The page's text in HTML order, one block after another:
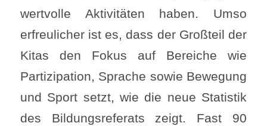
wertvolle Aktivitäten haben. Umso
erfreulicher ist es, dass der Großteil der
Kitas den Fokus auf Bereiche wie
Partizipation, Sprache sowie Bewegung
und Sport setzt, wie die neue Statistik
des Bildungsreferats zeigt. Fast 90